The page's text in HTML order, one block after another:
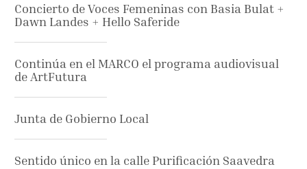
Concierto de Voces Femeninas con Basia Bulat +
Dawn Landes + Hello Saferide
Continúa en el MARCO el programa audiovisual
de ArtFutura
Junta de Gobierno Local
Sentido único en la calle Purificación Saavedra